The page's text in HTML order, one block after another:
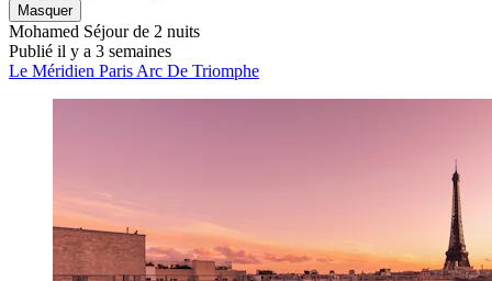
Masquer
Mohamed Séjour de 2 nuits
Publié il y a 3 semaines
Le Méridien Paris Arc De Triomphe